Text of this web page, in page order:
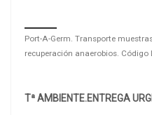
Port-A-Germ. Transporte
recuperación anaerobios.
Tª AMBIENTE.ENTREGA